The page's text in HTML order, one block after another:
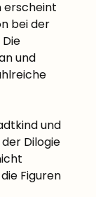
erscheint
bei der
und
und
Dilogie
Figuren